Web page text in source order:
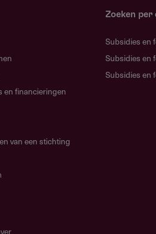
de
en financieringen
van een stichting
Zoeken
Subsidies en
Subsidies en
Subsidies en